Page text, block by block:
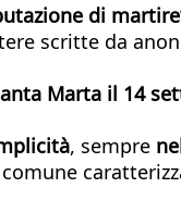
di martire
scritte da
Marta il 14
, sempre